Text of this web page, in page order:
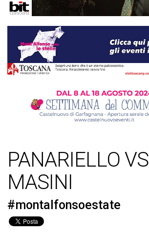
PANARIELLO VS
MASINI
#montalfonsoestate